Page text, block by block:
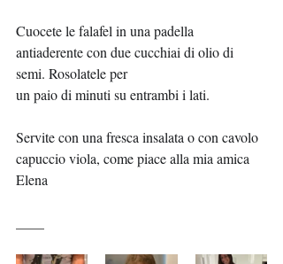
Cuocete le falafel in una padella
antiaderente con due cucchiai di olio di
semi. Rosolatele per
un paio di minuti su entrambi i lati.
Servite con una fresca insalata o con cavolo
capuccio viola, come piace alla mia amica
Elena